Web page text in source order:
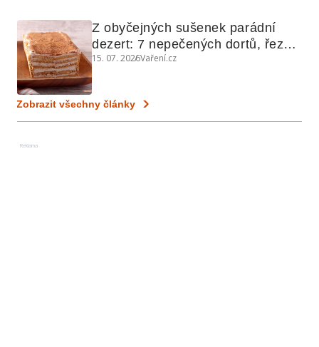
Z obyčejných sušenek parádní
dezert: 7 nepečených dortů, řezů
a koláčů
15. 07. 2026Vaření.cz
Zobrazit všechny články
Reklama